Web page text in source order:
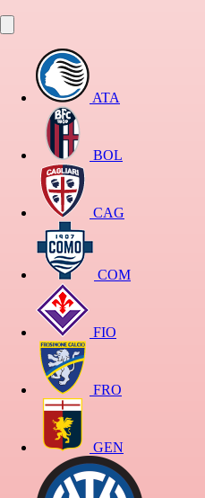
ATA
BOL
CAG
COM
FIO
FRO
GEN